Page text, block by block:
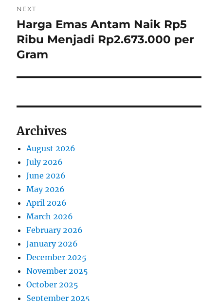
n
a
v
a
t
i
o
n
i
o
s
p
NEXT
N
e
x
p
s
:
Harga Emas Antam Naik Rp5
Ribu Menjadi Rp2.673.000 per
Gram
Archives
August 2026
July 2026
June 2026
May 2026
April 2026
March 2026
February 2026
January 2026
December 2025
November 2025
October 2025
September 2025